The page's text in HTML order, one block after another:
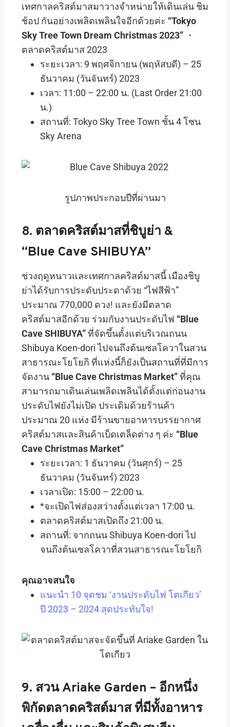
เทศกาลคริสต์มาสมาวางจำหน่ายให้เดินเล่น ชิม
ช้อป กันอย่างเพลิดเพลินใจอีกด้วยค่ะ “Tokyo
Sky Tree Town Dream Christmas 2023” ・
ตลาดคริสต์มาส 2023
ระยะเวลา: 9 พฤศจิกายน (พฤหัสบดี) – 25
ธันวาคม (วันจันทร์) 2023
เวลา: 11:00 – 22:00 น. (Last Order 21:00
น.)
สถานที่: Tokyo Sky Tree Town ชั้น 4 โซน
Sky Arena
รูปภาพประกอบปีที่ผ่านมา
8. ตลาดคริสต์มาสที่ชิบูย่า &
“Blue Cave SHIBUYA”
ช่วงฤดูหนาวและเทศกาลคริสต์มาสนี้ เมืองชิบู
ย่าได้รับการประดับประดาด้วย “ไฟสีฟ้า”
ประมาณ 770,000 ดวง! และยังมีตลาด
คริสต์มาสอีกด้วย ร่วมกับงานประดับไฟ “Blue
Cave SHIBUYA”ที่จัดขึ้นตั้งแต่บริเวณถนน
Shibuya Koen-dori ไปจนถึงต้นเซลโควาในสวน
สาธารณะโยโยกิ ที่แห่งนี้ก็ยังเป็นสถานที่ที่มีการ
จัดงาน “Blue Cave Christmas Market”ที่คุณ
สามารถมาเดินเล่นเพลิดเพลินได้ตั้งแต่ก่อนงาน
ประดับไฟยังไม่เปิด ประเดิมด้วยร้านค้า
ประมาณ 20 แห่ง มีร้านขายอาหารบรรยากาศ
คริสต์มาสและสินค้าเบ็ดเตล็ดต่าง ๆ ค่ะ “Blue
Cave Christmas Market”
ระยะเวลา: 1 ธันวาคม (วันศุกร์) – 25
ธันวาคม (วันจันทร์) 2023
เวลาเปิด: 15:00 – 22:00 น.
*จะเปิดไฟส่องสว่างตั้งแต่เวลา 17:00 น.
ตลาดคริสต์มาสเปิดถึง 21:00 น.
สถานที่: จากถนน Shibuya Koen-dori ไป
จนถึงต้นเซลโควาที่สวนสาธารณะโยโยกิ
คุณอาจสนใจ
แนะนำ 10 จุดชม ‘งานประดับไฟ โตเกียว’
ปี 2023 – 2024 สุดประทับใจ!
9. สวน Ariake Garden – อีกหนึ่ง
พิกัดตลาดคริสต์มาส ที่มีทั้งอาหาร